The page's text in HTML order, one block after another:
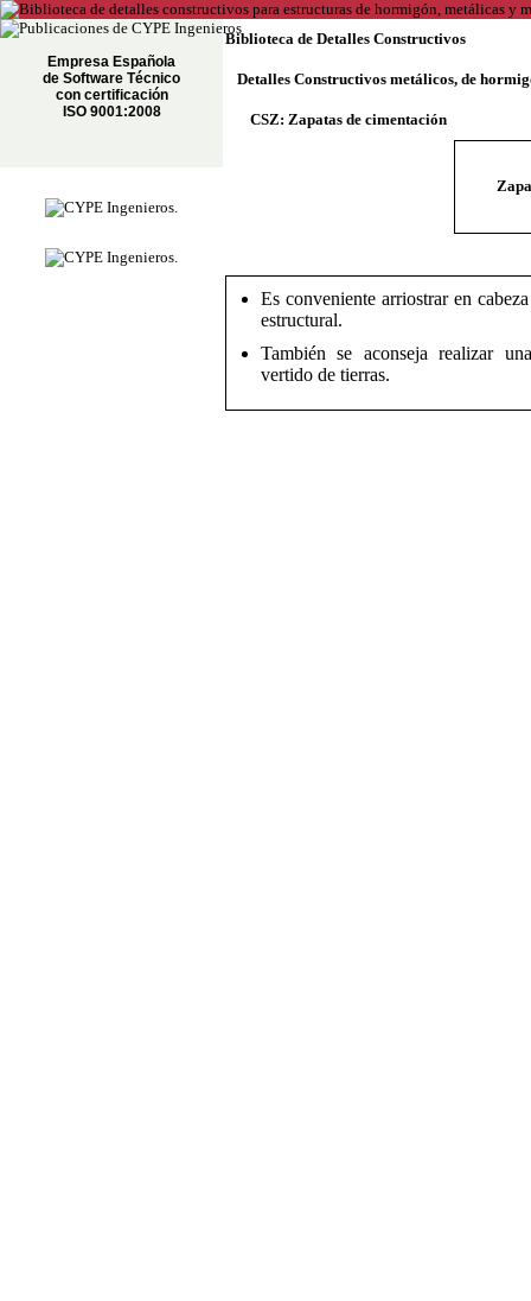
Empresa Española
de Software Técnico
con certificación
ISO 9001:2008
Biblioteca de Detalles Constructivos
Detalles Constructivos metálicos, de
CSZ: Zapatas de cimentación
Es conveniente arriostrar en
estructural.
También se aconseja realizar
vertido de tierras.